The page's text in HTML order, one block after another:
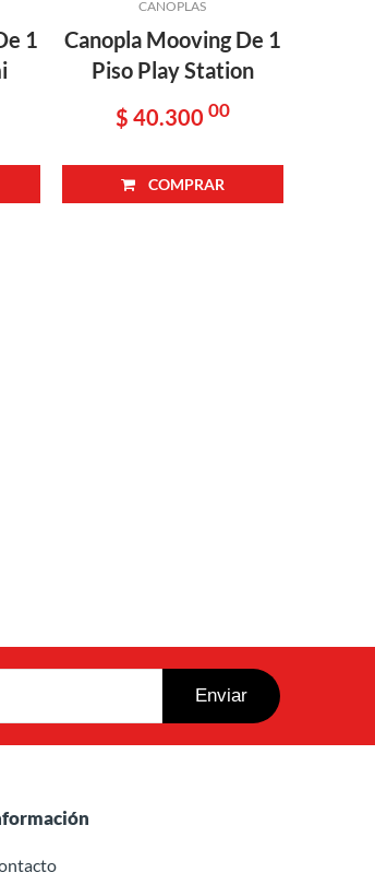
1
CANOPLAS
Canopla Mooving De 1
Piso Play Station
$ 40.300 00
COMPRAR